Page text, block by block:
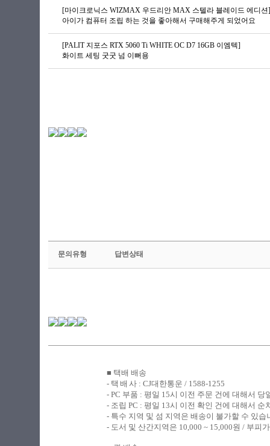
[마이크로닉스 WIZMAX 우드리안 MAX 스텔라 블레이드 에디션]
아이가 컴퓨터 조립 하는 것을 좋아해서 구매해주게 되었어요
[PALIT 지포스 RTX 5060 Ti WHITE OC D7 16GB 이엠텍]
화이트 세팅 굿굿 넘 이뻐용
문의유형 답변상태
■ 택배 배송
​- 택 배 사 : CJ대한통운 / 1588-1255
- PC 부품 : 평일 15시 이전 주문 건에 대해서 당
- 조립 PC : 평일 13시 이전 확인 건에 대해서
- 특수 지역 및 섬 지역은 배송이 불가할 수 있습
- 도서 및 산간지역은 10,000 ~ 15,000원 / 부피